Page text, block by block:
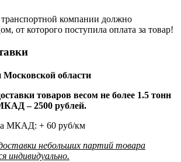
компании должно
от которого поступила оплата за товар!
области
товаров весом не более 1.5 тонн
– 2500 рублей.
МКАД: + 60 руб/км
небольших партий товара
индивидуально.